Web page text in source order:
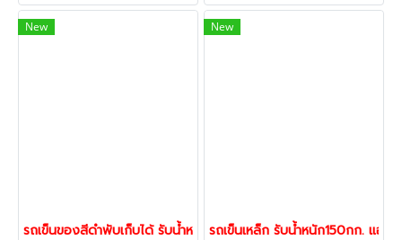
คุณภาพสูง แข็งแรงทนทาน
เหมาะสำหรับโรงงาน โรงแรม
โรงแรม หรือการใช้งานในด้าน
New
รถเข็นของสีดำพับเก็บได้ รับน้ำหนัก150กก.พื้นไม่เป็นสนิม แฮนด์จับพับเ
New
รถเข็นเหล็ก รับน้ำหนัก150กก. แฮน